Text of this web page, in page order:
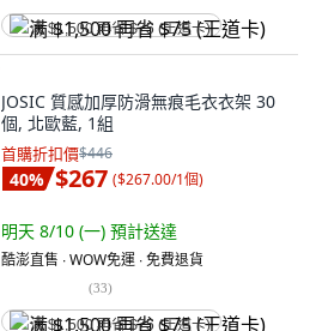
满 $1,500 再省 $75 (王道卡)
JOSIC 質感加厚防滑無痕毛衣衣架 30
個, 北歐藍, 1組
首購折扣價$446
40% $267 ($267.00/1個)
明天 8/10 (一) 預計送達
酷澎直售 ∙ WOW免運 ∙ 免費退貨
(33)
满 $1,500 再省 $75 (王道卡)